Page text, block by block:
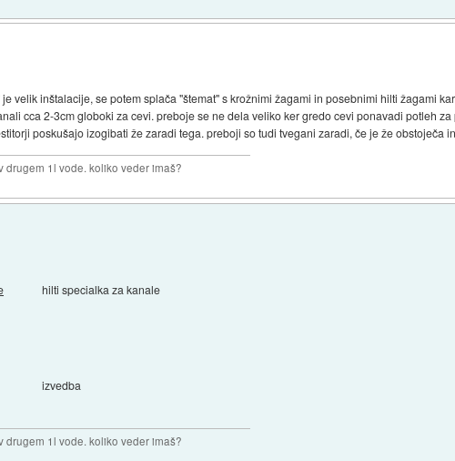
velik inštalacije, se potem splača "štemat" s krožnimi žagami in posebnimi hilti žagami
cca 2-3cm globoki za cevi. preboje se ne dela veliko ker gredo cevi ponavadi potleh
poskušajo izogibati že zaradi tega. preboji so tudi tvegani zaradi, če je že obstoječa
drugem 1l vode. koliko veder imaš?
hilti specialka za kanale
izvedba
drugem 1l vode. koliko veder imaš?